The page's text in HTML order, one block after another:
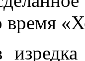
время